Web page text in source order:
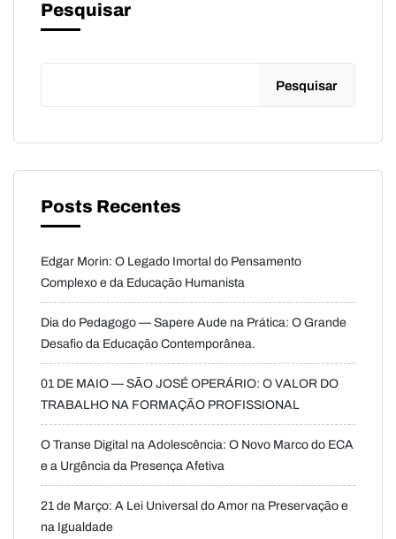
Pesquisar
Pesquisar
Posts Recentes
Edgar Morin: O Legado Imortal do Pensamento
Complexo e da Educação Humanista
Dia do Pedagogo — Sapere Aude na Prática: O Grande
Desafio da Educação Contemporânea.
01 DE MAIO — SÃO JOSÉ OPERÁRIO: O VALOR DO
TRABALHO NA FORMAÇÃO PROFISSIONAL
O Transe Digital na Adolescência: O Novo Marco do ECA
e a Urgência da Presença Afetiva
21 de Março: A Lei Universal do Amor na Preservação e
na Igualdade